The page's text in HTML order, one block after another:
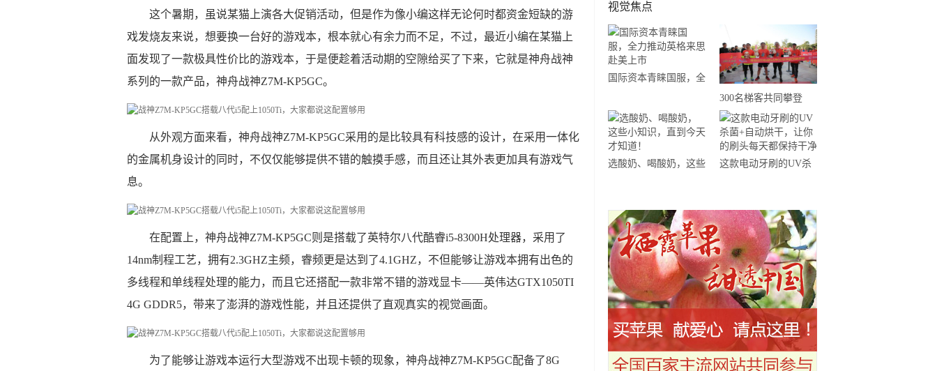
这个暑期，虽说某猫上演各大促销活动，但是作为像小编这样无论何时都资金短缺的游
戏发烧友来说，想要换一台好的游戏本，根本就心有余力而不足，不过，最近小编在某猫上
面发现了一款极具性价比的游戏本，于是便趁着活动期的空隙给买了下来，它就是神舟战神
系列的一款产品，神舟战神Z7M-KP5GC。
从外观方面来看，神舟战神Z7M-KP5GC采用的是比较具有科技感的设计，在采用一体化
的金属机身设计的同时，不仅仅能够提供不错的触摸手感，而且还让其外表更加具有游戏气
息。
在配置上，神舟战神Z7M-KP5GC则是搭载了英特尔八代酷睿i5-8300H处理器，采用了
14nm制程工艺，拥有2.3GHZ主频，睿频更是达到了4.1GHZ，不但能够让游戏本拥有出色的
多线程和单线程处理的能力，而且它还搭配一款非常不错的游戏显卡——英伟达GTX1050TI
4G GDDR5，带来了澎湃的游戏性能，并且还提供了直观真实的视觉画面。
为了能够让游戏本运行大型游戏不出现卡顿的现象，神舟战神Z7M-KP5GC配备了8G
视觉焦点
国际资本青睐国服，全
市
300名梯客共同攀登
2019国际垂直马拉松超
级精英赛顺德海骏达中
心站欢乐开跑
选酸奶、喝酸奶，这些
这款电动牙刷的UV杀